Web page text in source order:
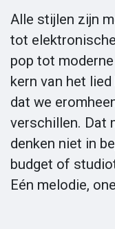
Alle stijlen zijn
tot
pop tot
kern van het
dat we
verschillen. Dat
denken niet in
budget of
Eén melodie,